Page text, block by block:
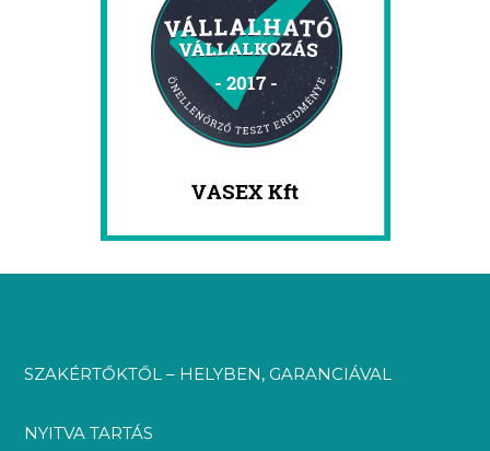
SZAKÉRTŐKTŐL – HELYBEN, GARANCIÁVAL
NYITVA TARTÁS